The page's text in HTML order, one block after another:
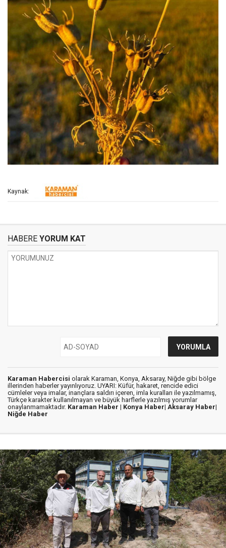
Kaynak:
HABERE YORUM KAT
Karaman Habercisi olarak Karaman, Konya, Aksaray, Niğde gibi bölge
illerinden haberler yayınlıyoruz. UYARI: Küfür, hakaret, rencide edici
cümleler veya imalar, inançlara saldırı içeren, imla kuralları ile yazılmamış,
Türkçe karakter kullanılmayan ve büyük harflerle yazılmış yorumlar
onaylanmamaktadır. Karaman Haber | Konya Haber| Aksaray Haber|
Niğde Haber